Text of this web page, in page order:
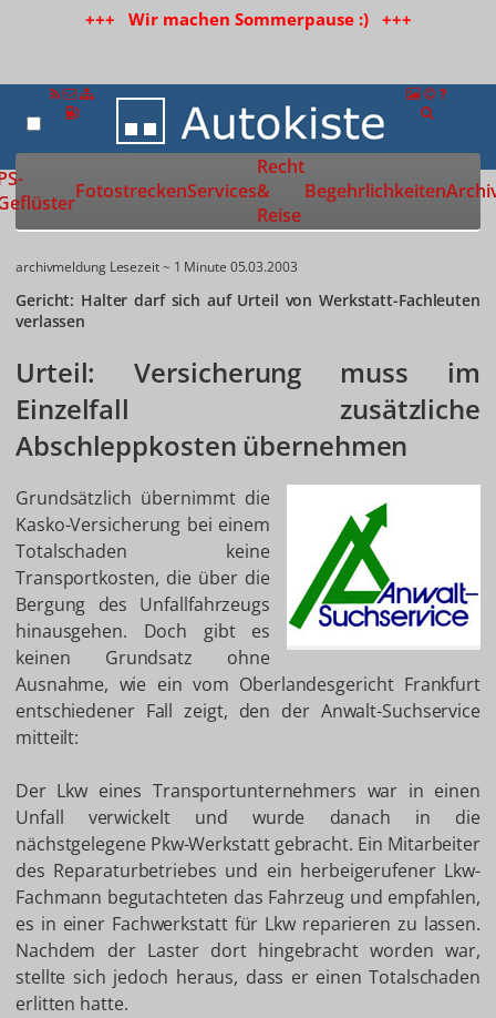
+++ Wir machen Sommerpause :) +++
Zur Startseite
FotostreckenServices
Recht
&
Reise
Begehrlichkeiten
archivmeldung Lesezeit ~ 1 Minute 05.03.2003
Gericht: Halter darf sich auf Urteil von Werkstatt-Fachleuten
verlassen
Urteil: Versicherung muss im
Einzelfall zusätzliche
Abschleppkosten übernehmen
Grundsätzlich übernimmt die
Kasko-Versicherung bei einem
Totalschaden keine
Transportkosten, die über die
Bergung des Unfallfahrzeugs
hinausgehen. Doch gibt es
keinen Grundsatz ohne
Ausnahme, wie ein vom Oberlandesgericht Frankfurt
entschiedener Fall zeigt, den der Anwalt-Suchservice
mitteilt:
Der Lkw eines Transportunternehmers war in einen
Unfall verwickelt und wurde danach in die
nächstgelegene Pkw-Werkstatt gebracht. Ein Mitarbeiter
des Reparaturbetriebes und ein herbeigerufener Lkw-
Fachmann begutachteten das Fahrzeug und empfahlen,
es in einer Fachwerkstatt für Lkw reparieren zu lassen.
Nachdem der Laster dort hingebracht worden war,
stellte sich jedoch heraus, dass er einen Totalschaden
erlitten hatte.